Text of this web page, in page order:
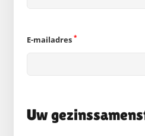
E-mailadres *
Uw